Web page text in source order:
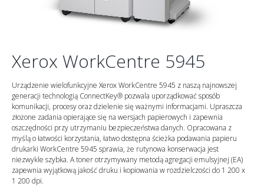
Xerox WorkCentre 5945
Urządzenie wielofunkcyjne Xerox WorkCentre 5945 z naszą najnowszej
generacji technologią ConnectKey® pozwala uporządkować sposób
komunikacji, procesy oraz dzielenie się ważnymi informacjami. Upraszcza
złożone zadania opierające się na wersjach papierowych i zapewnia
oszczędności przy utrzymaniu bezpieczeństwa danych. Opracowana z
myślą o łatwości korzystania, łatwo dostępna ścieżka podawania papieru
drukarki WorkCentre 5945 sprawia, że rutynowa konserwacja jest
niezwykle szybka. A toner otrzymywany metodą agregacji emulsyjnej (EA)
zapewnia wyjątkową jakość druku i kopiowania w rozdzielczości do 1 200 x
1 200 dpi.